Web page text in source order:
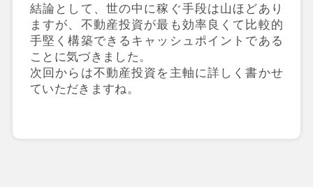
結論として、世の中に稼ぐ手段は山ほどあり
ますが、不動産投資が最も効率良くて比較的
手堅く構築できるキャッシュポイントである
ことに気づきました。
次回からは不動産投資を主軸に詳しく書かせ
ていただきますね。